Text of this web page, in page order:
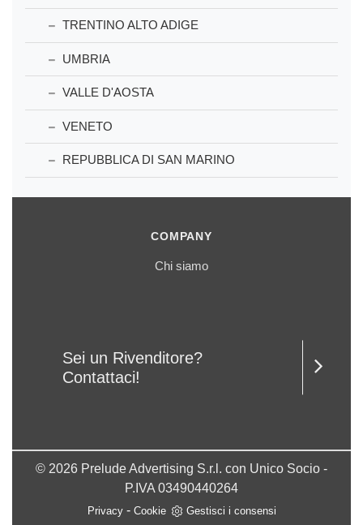
TRENTINO ALTO ADIGE
UMBRIA
VALLE D'AOSTA
VENETO
REPUBBLICA DI SAN MARINO
COMPANY
Chi siamo
Sei un Rivenditore?
Contattaci!
© 2026 Prelude Advertising S.r.l. con Unico Socio -
P.IVA 03490440264
Privacy- Cookie Gestisci i consensi